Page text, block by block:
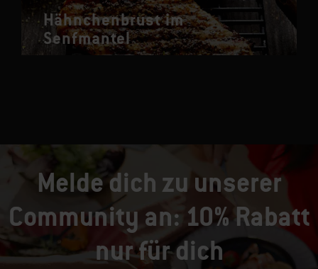
Hähnchenbrust im
Senfmantel
Melde dich zu unserer
Community an: 10% Rabatt
nur für dich